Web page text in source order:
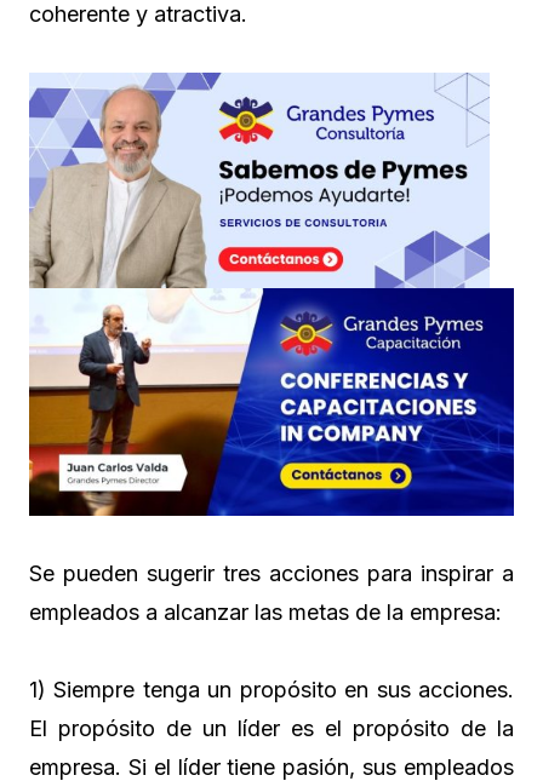
coherente y atractiva.
Se pueden sugerir tres acciones para inspirar a
empleados a alcanzar las metas de la empresa:
1) Siempre tenga un propósito en sus acciones.
El propósito de un líder es el propósito de la
empresa. Si el líder tiene pasión, sus empleados